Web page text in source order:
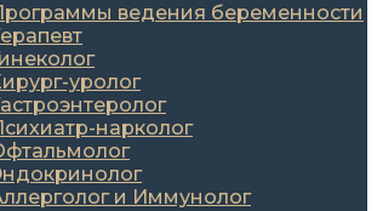
ведения беременности
уролог
нарколог
и Иммунолог